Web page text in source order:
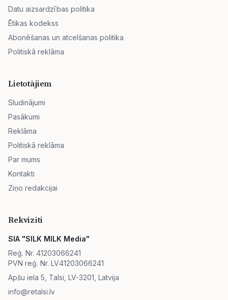
Datu aizsardzības politika
Ētikas kodekss
Abonēšanas un atcelšanas politika
Politiskā reklāma
Lietotājiem
Sludinājumi
Pasākumi
Reklāma
Politiskā reklāma
Par mums
Kontakti
Ziņo redakcijai
Rekvizīti
SIA "SILK MILK Media"
Reģ. Nr. 41203066241
PVN reģ. Nr. LV41203066241
Apšu iela 5, Talsi, LV-3201, Latvija
info@retalsi.lv